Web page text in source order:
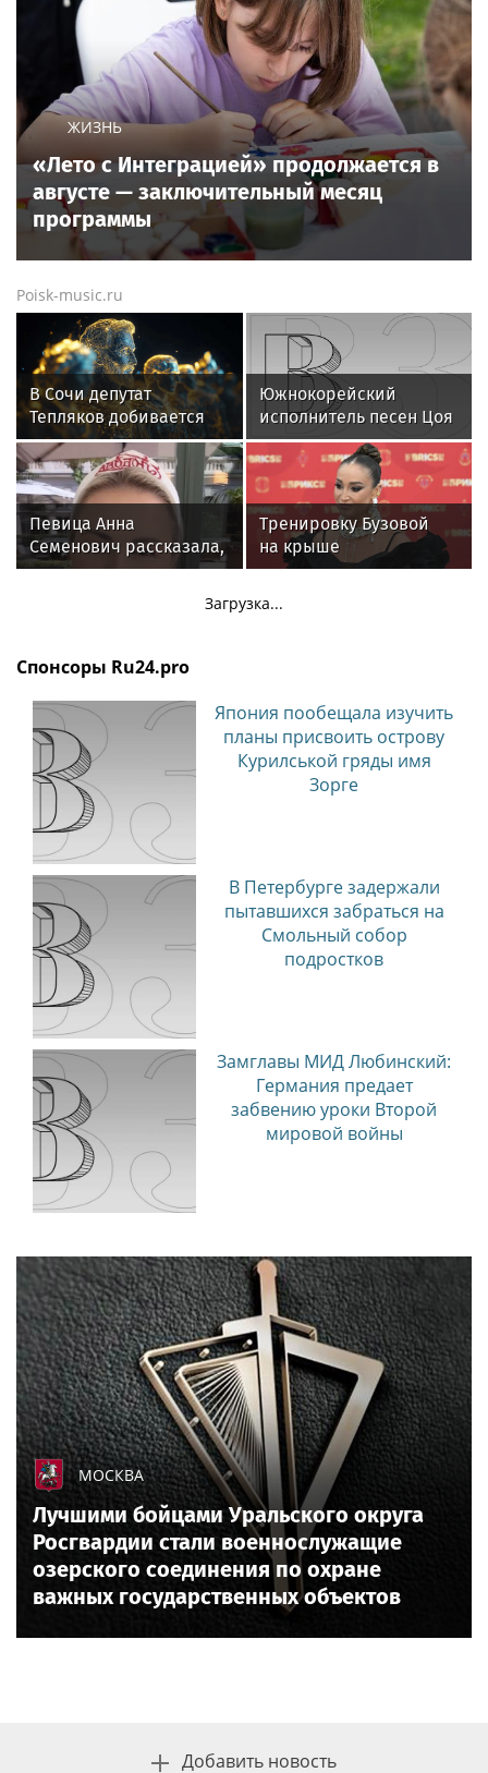
ЖИЗНЬ
«Лето с Интеграцией» продолжается в
августе — заключительный месяц
программы
Poisk-music.ru
В Сочи депутат
Тепляков добивается
изменений в Генплан
для нового детсада
Южнокорейский
исполнитель песен Цоя
Сон Вон Соп захотел
провести отпуск в
России
Певица Анна
Семенович рассказала,
что улетела с
Тренировку Бузовой
на крыше
в тридцатиградусную
Загрузка...
Спонсоры Ru24.pro
Япония пообещала изучить
планы присвоить острову
Курилськой гряды имя
Зорге
В Петербурге задержали
пытавшихся забраться на
Смольный собор
подростков
Замглавы МИД Любинский:
Германия предает
забвению уроки Второй
мировой войны
МОСКВА
Лучшими бойцами Уральского округа
Росгвардии стали военнослужащие
озерского соединения по охране
важных государственных объектов
Добавить новость